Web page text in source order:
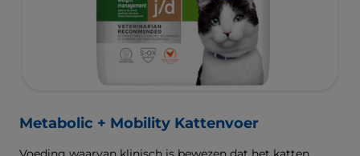
Metabolic + Mobility Kattenvoer